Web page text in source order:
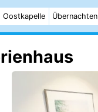
Oostkapelle Übernachten